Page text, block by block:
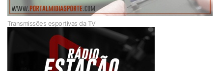
Transmissões esportivas da TV